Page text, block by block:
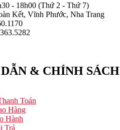
- 18h00 (Thứ 2 - Thứ 7)
Kết, Vĩnh Phước, Nha Trang
& CHÍNH SÁCH
Toán
Hàng
Hành
Trả